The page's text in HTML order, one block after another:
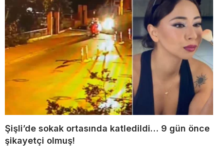
Şişli’de sokak ortasında katledildi… 9 gün önce
şikayetçi olmuş!